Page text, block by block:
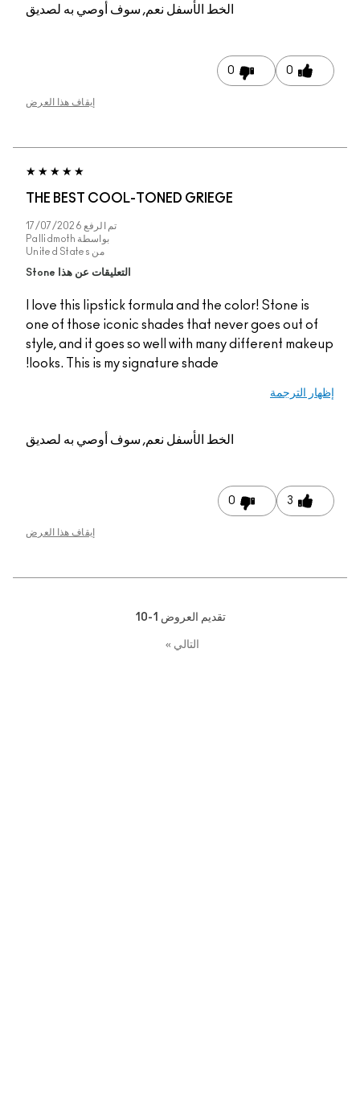
الخط الأسفلنعم, سوف أوصي به لصديق
0
إيقاف هذا العرض
THE BEST COOL-TONED GRIEGE
17/07/2026
Pallidmoth
United States
التعليقات عن هذا Stone
I love this lipstick formula and the color! Stone is
one of those iconic shades that never goes out
style, and it goes so well with many different
looks. This is my signature shade!
الترجمة
الخط الأسفلنعم, سوف أوصي به لصديق
0
إيقاف هذا العرض
تقديم العروض1-10